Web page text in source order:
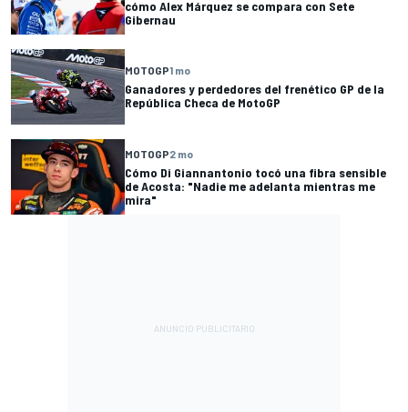
cómo Alex Márquez se compara con Sete
Gibernau
MOTOGP1 mo
Ganadores y perdedores del frenético GP de la
República Checa de MotoGP
MOTOGP2 mo
Cómo Di Giannantonio tocó una fibra sensible
de Acosta: "Nadie me adelanta mientras me
mira"